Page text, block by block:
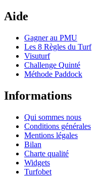
Aide
Gagner au PMU
Les 8 Règles du Turf
Visuturf
Challenge Quinté
Méthode Paddock
Informations
Qui sommes nous
Conditions générales
Mentions légales
Bilan
Charte qualité
Widgets
Turfobet